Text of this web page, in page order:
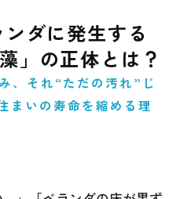
ダに発生する
」の正体とは？
、それ“ただの汚れ”じ
まいの寿命を縮める理